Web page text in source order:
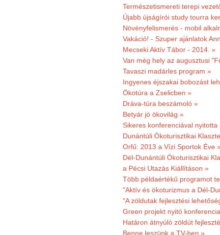
Természetismereti terepi
Újabb újságírói study tourra
Növényfelismerés - mobil
Vakáció! - Szuper ajánlatok
Mecseki Aktív Tábor - 2014. »
Van még hely az augusztusi
Tavaszi madárles program »
Ingyenes éjszakai bobozást
Ökotúra a Zselicben »
Dráva-túra beszámoló »
Betyár jó ökovilág »
Sikeres konferenciával
Dunántúli Ökoturisztikai
Orfű: 2013 a Vízi Sportok Éve
Dél-Dunántúli Ökoturisztikai
a Pécsi Utazás Kiállításon »
Több példaértékű programot
"Aktív és ökoturizmus a Dél-
"A zöldutak fejlesztési
Green projekt nyitó
Határon átnyúló zöldút
Benne leszünk a TV-ben »